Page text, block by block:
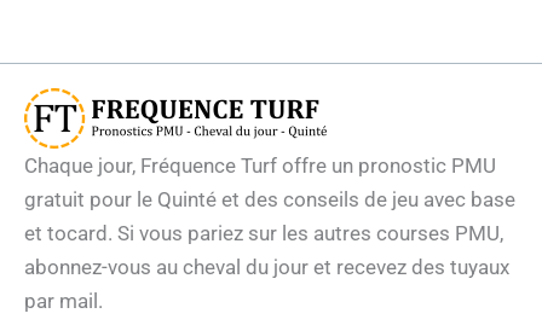
Chaque jour, Fréquence Turf offre un pronostic PMU
gratuit pour le Quinté et des conseils de jeu avec base
et tocard. Si vous pariez sur les autres courses PMU,
abonnez-vous au cheval du jour et recevez des tuyaux
par mail.